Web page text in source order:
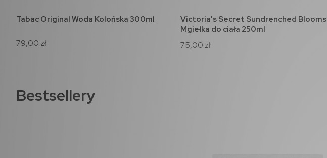
do koszyka
Tabac Original Woda Kolońska 300ml
79,00 zł
do koszyka
Victoria's Secret Sundrenched Blooms
Mgiełka do ciała 250ml
75,00 zł
Bestsellery